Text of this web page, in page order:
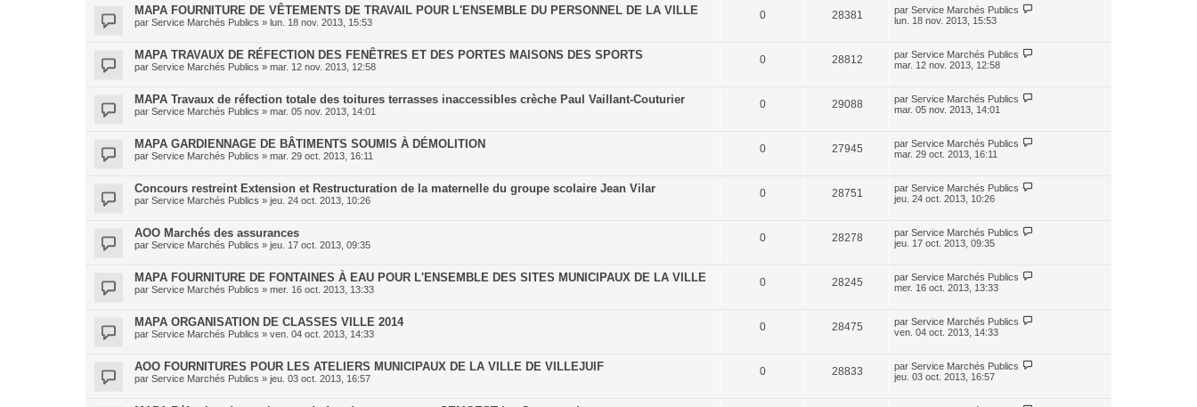
MAPA FOURNITURE DE VÊTEMENTS DE TRAVAIL POUR L'ENSEMBLE DU PERSONNEL DE LA VILLE
par Service Marchés Publics » lun. 18 nov. 2013, 15:53
0 28381 par Service Marchés Publics
lun. 18 nov. 2013, 15:53
MAPA TRAVAUX DE RÉFECTION DES FENÊTRES ET DES PORTES MAISONS DES SPORTS
par Service Marchés Publics » mar. 12 nov. 2013, 12:58
0 28812 par Service Marchés Publics
mar. 12 nov. 2013, 12:58
MAPA Travaux de réfection totale des toitures terrasses inaccessibles crèche Paul Vaillant-Couturier
par Service Marchés Publics » mar. 05 nov. 2013, 14:01
0 29088 par Service Marchés Publics
mar. 05 nov. 2013, 14:01
MAPA GARDIENNAGE DE BÂTIMENTS SOUMIS À DÉMOLITION
par Service Marchés Publics » mar. 29 oct. 2013, 16:11
0 27945 par Service Marchés Publics
mar. 29 oct. 2013, 16:11
Concours restreint Extension et Restructuration de la maternelle du groupe scolaire Jean Vilar
par Service Marchés Publics » jeu. 24 oct. 2013, 10:26
0 28751 par Service Marchés Publics
jeu. 24 oct. 2013, 10:26
AOO Marchés des assurances
par Service Marchés Publics » jeu. 17 oct. 2013, 09:35
0 28278 par Service Marchés Publics
jeu. 17 oct. 2013, 09:35
MAPA FOURNITURE DE FONTAINES À EAU POUR L'ENSEMBLE DES SITES MUNICIPAUX DE LA VILLE
par Service Marchés Publics » mer. 16 oct. 2013, 13:33
0 28245 par Service Marchés Publics
mer. 16 oct. 2013, 13:33
MAPA ORGANISATION DE CLASSES VILLE 2014
par Service Marchés Publics » ven. 04 oct. 2013, 14:33
0 28475 par Service Marchés Publics
ven. 04 oct. 2013, 14:33
AOO FOURNITURES POUR LES ATELIERS MUNICIPAUX DE LA VILLE DE VILLEJUIF
par Service Marchés Publics » jeu. 03 oct. 2013, 16:57
0 28833 par Service Marchés Publics
jeu. 03 oct. 2013, 16:57